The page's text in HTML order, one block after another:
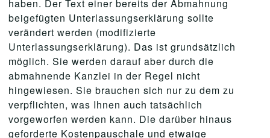
haben. Der Text einer bereits der Abmahnung
beigefügten Unterlassungserklärung sollte
verändert werden (modifizierte
Unterlassungserklärung). Das ist grundsätzlich
möglich. Sie werden darauf aber durch die
abmahnende Kanzlei in der Regel nicht
hingewiesen. Sie brauchen sich nur zu dem zu
verpflichten, was Ihnen auch tatsächlich
vorgeworfen werden kann. Die darüber hinaus
geforderte Kostenpauschale und etwaige